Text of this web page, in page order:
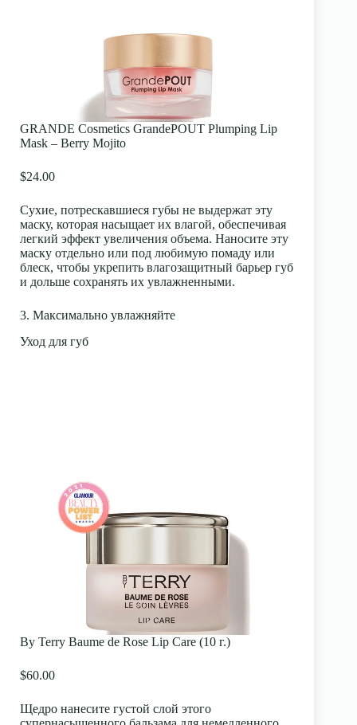
GRANDE Cosmetics GrandePOUT Plumping Lip
Mask – Berry Mojito
$24.00
Сухие, потрескавшиеся губы не выдержат эту
маску, которая насыщает их влагой, обеспечивая
легкий эффект увеличения объема. Наносите эту
маску отдельно или под любимую помаду или
блеск, чтобы укрепить влагозащитный барьер губ
и дольше сохранять их увлажненными.
3. Максимально увлажняйте
Уход для губ
By Terry Baume de Rose Lip Care (10 г.)
$60.00
Щедро нанесите густой слой этого